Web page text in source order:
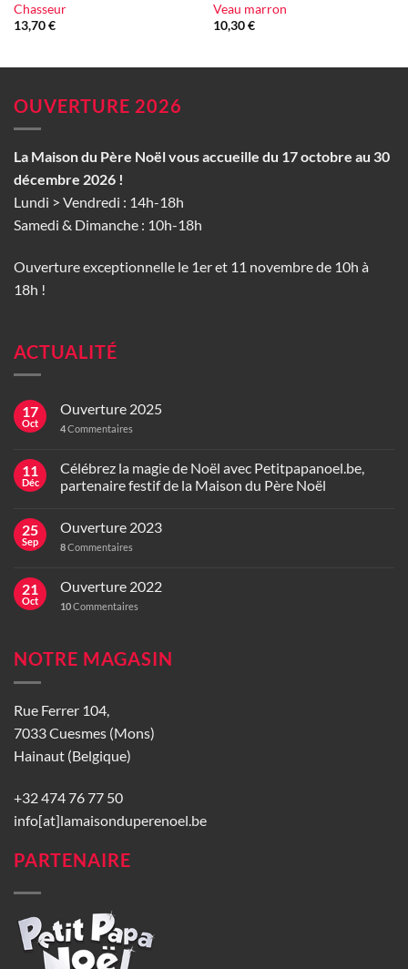
Chasseur
13,70€
Veau marron
10,30€
OUVERTURE 2026
La Maison du Père Noël vous accueille du 17 octobre au 30
décembre 2026 !
Lundi > Vendredi : 14h-18h
Samedi & Dimanche : 10h-18h
Ouverture exceptionnelle le 1er et 11 novembre de 10h à
18h !
ACTUALITÉ
17
Oct
Ouverture 2025
4Commentaires
11
Déc
Célébrez la magie de Noël avec Petitpapanoel.be,
partenaire festif de la Maison du Père Noël
25
Sep
Ouverture 2023
8Commentaires
21
Oct
Ouverture 2022
10Commentaires
NOTRE MAGASIN
Rue Ferrer 104,
7033 Cuesmes (Mons)
Hainaut (Belgique)
+32 474 76 77 50
info[at]lamaisonduperenoel.be
PARTENAIRE